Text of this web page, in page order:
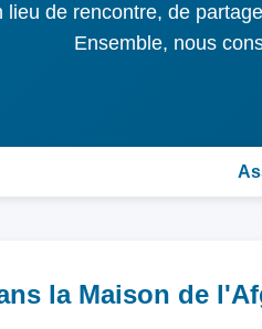
lieu de rencontre, de
Ensemble, nous
la Maison de